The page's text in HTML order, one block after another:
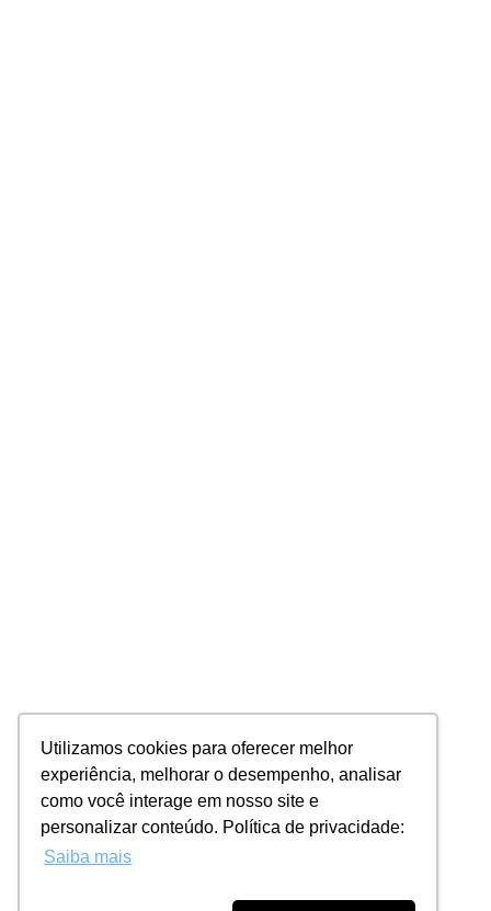
Utilizamos cookies para oferecer melhor
experiência, melhorar o desempenho, analisar
como você interage em nosso site e
personalizar conteúdo. Política de privacidade:
Saiba mais